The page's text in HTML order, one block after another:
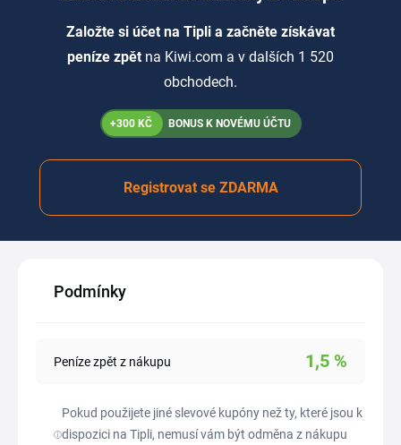
Založte si účet na Tipli a začněte získávat
peníze zpět na Kiwi.com a v dalších 1 520
obchodech.
+300 KČ BONUS K NOVÉMU ÚČTU
Registrovat se ZDARMA
Podmínky
Peníze zpět z nákupu 1,5 %
Pokud použijete jiné slevové kupóny než ty, které jsou k
dispozici na Tipli, nemusí vám být odměna z nákupu